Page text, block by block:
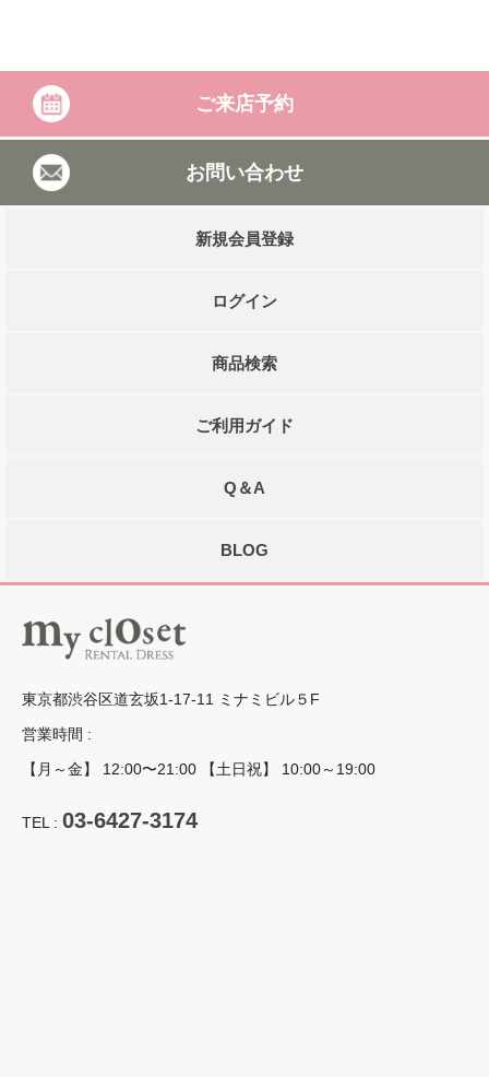
ご来店予約
お問い合わせ
新規会員登録
ログイン
商品検索
ご利用ガイド
Q＆A
BLOG
東京都渋谷区道玄坂1-17-11 ミナミビル５F
営業時間 :
【月～金】 12:00〜21:00 【土日祝】 10:00～19:00
TEL : 03-6427-3174